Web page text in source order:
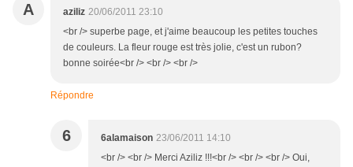
A aziliz 20/06/2011 23:10
<br /> superbe page, et j'aime beaucoup les petites touches
de couleurs. La fleur rouge est très jolie, c'est un rubon?
bonne soirée<br /> <br /> <br />
Répondre
6 6alamaison 23/06/2011 14:10
<br /> <br /> Merci Aziliz !!!<br /> <br /> <br /> Oui,